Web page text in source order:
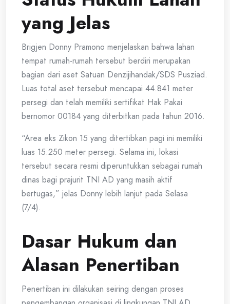
yang Jelas
Brigjen Donny Pramono menjelaskan bahwa lahan
tempat rumah-rumah tersebut berdiri merupakan
bagian dari aset Satuan Denzijihandak/SDS Pusziad.
Luas total aset tersebut mencapai 44.841 meter
persegi dan telah memiliki sertifikat Hak Pakai
bernomor 00184 yang diterbitkan pada tahun 2016.
“Area eks Zikon 15 yang ditertibkan pagi ini memiliki
luas 15.250 meter persegi. Selama ini, lokasi
tersebut secara resmi diperuntukkan sebagai rumah
dinas bagi prajurit TNI AD yang masih aktif
bertugas,” jelas Donny lebih lanjut pada Selasa
(7/4).
Dasar Hukum dan
Alasan Penertiban
Penertiban ini dilakukan seiring dengan proses